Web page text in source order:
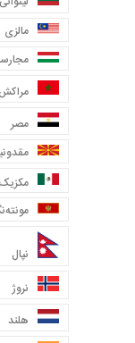
مالزی
مراکش
مصر
مکزیک
نپال
نروژ
هلند